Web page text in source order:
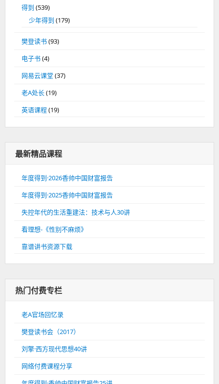
得到 (539)
少年得到 (179)
樊登读书(93)
电子书(4)
网易云课堂 (37)
老A处长(19)
英语课程(19)
最新精品课程
年度得到·2026香帅中国财富报告
年度得到·2025香帅中国财富报告
失控年代的生活重建法：技术与人30讲
看理想-《性别不麻烦》
靠谱讲书资源下载
热门付费专栏
老A官场回忆录
樊登读书会（2017）
刘擎·西方现代思想40讲
网络付费课程分享